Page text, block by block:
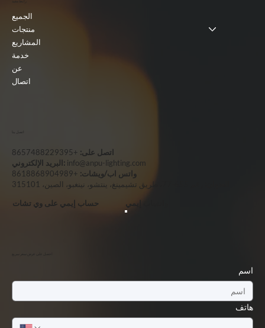
اسم
هاتف
اتصل على: +8657488229395
البريد الإلكتروني: info@anpu-lighting.com
واتس اب/ويشات: +8618868904989
حساب إيمي على وي تشات
واتساب إيمي
الجميع
منتجات
المشاريع
خدمة
عن
اتصال